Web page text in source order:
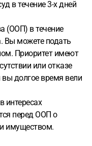
в течение 3-х дней
(ООП) в течение
Вы можете подать
Приоритет имеют
или отказе
долгое время вели
интересах
перед ООП о
имуществом.